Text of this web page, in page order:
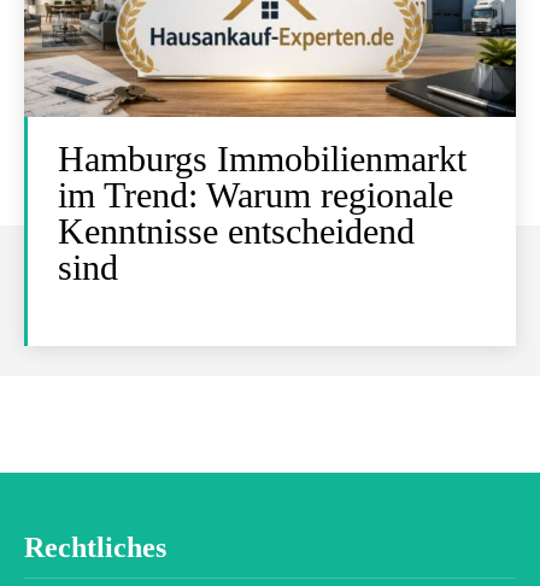
Hamburgs Immobilienmarkt
im Trend: Warum regionale
Kenntnisse entscheidend
sind
Rechtliches